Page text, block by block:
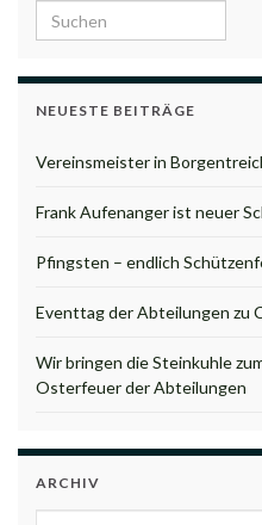
Search for:
NEUESTE BEITRÄGE
Vereinsmeister in
Frank Aufenanger ist neuer
Pfingsten – endlich
Eventtag der Abteilungen zu
Wir bringen die Steinkuhle
Osterfeuer der Abteilungen
ARCHIV